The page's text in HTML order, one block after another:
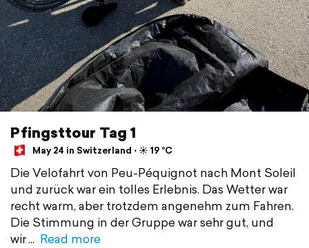
Pfingsttour Tag 1
May 24 in Switzerland ⋅ ☀️ 19 °C
Die Velofahrt von Peu-Péquignot nach Mont Soleil
und zurück war ein tolles Erlebnis. Das Wetter war
recht warm, aber trotzdem angenehm zum Fahren.
Die Stimmung in der Gruppe war sehr gut, und
wir
Read more